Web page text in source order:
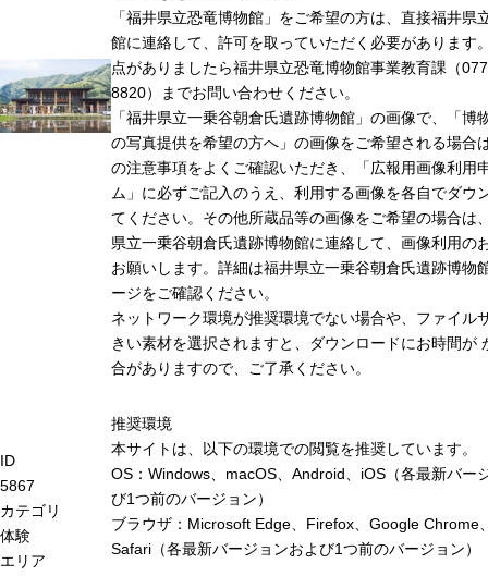
ID
5867
カテゴリ
体験
エリア
「福井県立恐竜博物館」をご希望の方は、直接福井県
館に連絡して、許可を取っていただく必要があります
点がありましたら福井県立恐竜博物館事業教育課（
8820）までお問い合わせください。
「福井県立一乗谷朝倉氏遺跡博物館」の画像で、「博
の写真提供を希望の方へ」の画像をご希望される場合
の注意事項をよくご確認いただき、「広報用画像利用
ム」に必ずご記入のうえ、利用する画像を各自でダウ
てください。その他所蔵品等の画像をご希望の場合は
県立一乗谷朝倉氏遺跡博物館に連絡して、画像利用の
お願いします。詳細は福井県立一乗谷朝倉氏遺跡博物
ージをご確認ください。
ネットワーク環境が推奨環境でない場合や、ファイル
きい素材を選択されますと、ダウンロードにお時間が
合がありますので、ご了承ください。
推奨環境
本サイトは、以下の環境での閲覧を推奨しています。
OS：Windows、macOS、Android、iOS（各最新バー
び1つ前のバージョン）
ブラウザ：Microsoft Edge、Firefox、Google Chrome
Safari（各最新バージョンおよび1つ前のバージョン）